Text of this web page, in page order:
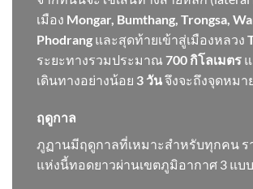
เมือง Mongar, Bumthang, Trongsa,
Phodrang และสุดท้ายเข้าสู่เมืองหลวง
ระยะทางรวมประมาณ700 กิโลเมตร
เดินทางอย่างน้อย 3 วันจึงจะถึงจุดหมา
ฤดูกาล
ภูฏานมีฤดูกาลที่เหมาะสำหรับทุกคน
แห่งนี้ทอดยาวผ่านเขตภูมิอากาศ 3 แบ